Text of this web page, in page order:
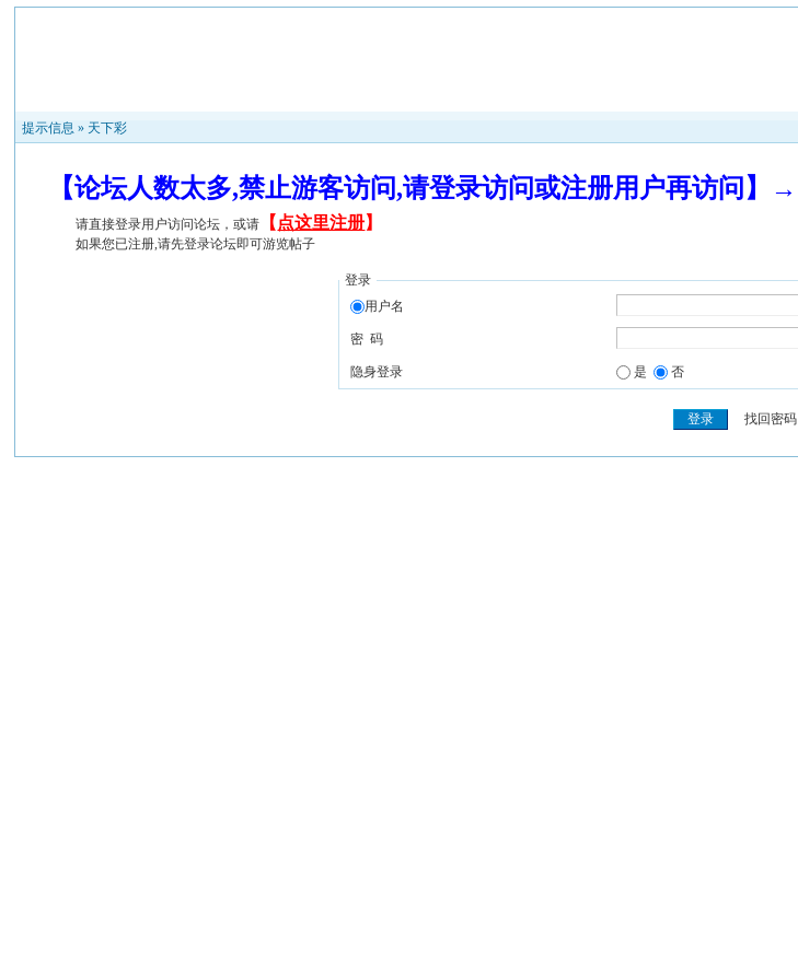
提示信息 » 天下彩
【论坛人数太多,禁止游客访问,请登录访问或注册用户再访问】→
请直接登录用户访问论坛，或请 【 点这里注册】
如果您已注册,请先登录论坛即可游览帖子
登录
用户名
密 码
隐身登录 是 否
找回密码